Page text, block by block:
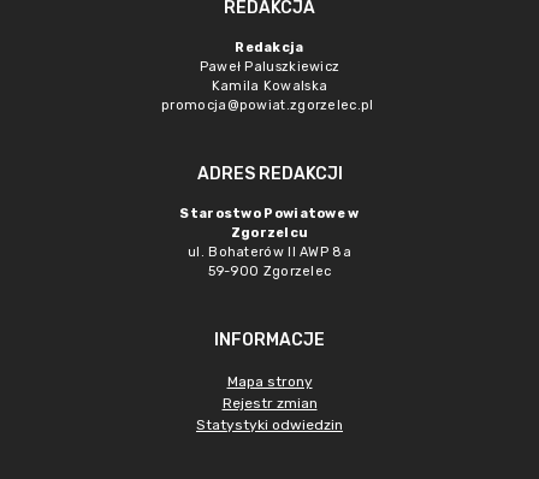
REDAKCJA
Redakcja
Paweł Paluszkiewicz
Kamila Kowalska
promocja@powiat.zgorzelec.pl
ADRES REDAKCJI
Starostwo Powiatowe w
Zgorzelcu
ul. Bohaterów II AWP 8a
59-900 Zgorzelec
INFORMACJE
Mapa strony
Rejestr zmian
Statystyki odwiedzin